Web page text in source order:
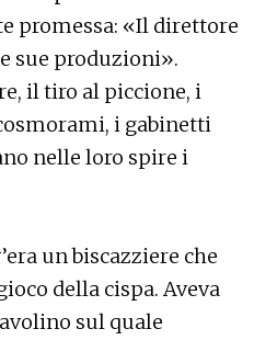
promessa: «Il direttore
sue produzioni».
il tiro al piccione, i
i gabinetti
nelle loro spire i
un biscazziere che
della cispa. Aveva
sul quale